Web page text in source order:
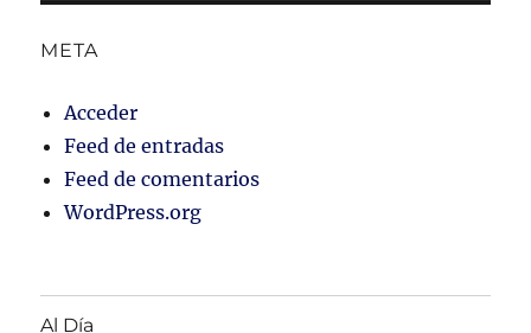
META
Acceder
Feed de entradas
Feed de comentarios
WordPress.org
Al Día